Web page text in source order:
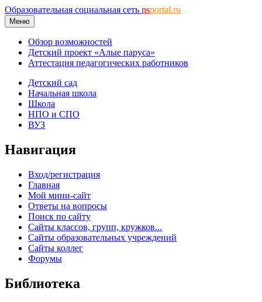
Образовательная социальная сеть nsportal.ru
Меню
Обзор возможностей
Детский проект «Алые паруса»
Аттестация педагогических работников
Детский сад
Начальная школа
Школа
НПО и СПО
ВУЗ
Навигация
Вход/регистрация
Главная
Мой мини-сайт
Ответы на вопросы
Поиск по сайту
Сайты классов, групп, кружков...
Сайты образовательных учреждений
Сайты коллег
Форумы
Библиотека